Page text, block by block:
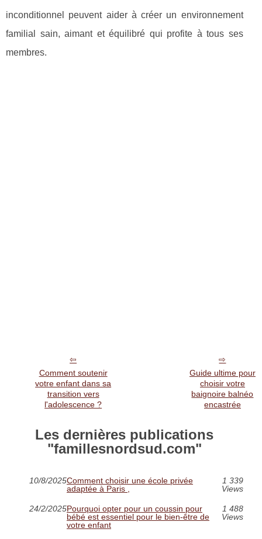
inconditionnel peuvent aider à créer un environnement
familial sain, aimant et équilibré qui profite à tous ses
membres.
Comment soutenir
votre enfant dans sa
transition vers
l'adolescence ?
Guide ultime pour
choisir votre
baignoire balnéo
encastrée
Les dernières publications
"famillesnordsud.com"
10/8/2025Comment choisir une école privée
adaptée à Paris ,
1 339
Views
24/2/2025Pourquoi opter pour un coussin pour
bébé est essentiel pour le bien-être de
votre enfant
1 488
Views